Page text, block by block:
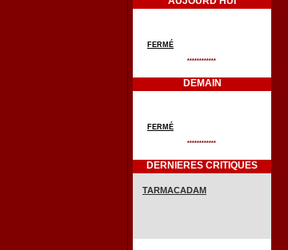
FERMÉ
************
DEMAIN
FERMÉ
************
DERNIERES CRITIQUES
TARMACADAM